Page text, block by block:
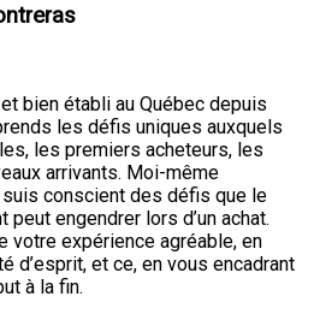
bien établi au Québec depuis
les défis uniques auxquels
les premiers acheteurs, les
arrivants. Moi-même
conscient des défis que le
engendrer lors d’un achat.
votre expérience agréable, en
d’esprit, et ce, en vous encadrant
à la fin.